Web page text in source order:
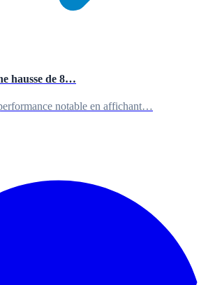
hausse de 8…
notable en affichant…